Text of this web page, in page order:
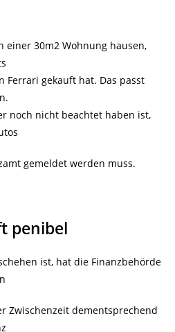
einer 30m2 Wohnung hausen,
Ferrari gekauft hat. Das passt
noch nicht beachtet haben ist,
gemeldet werden muss.
penibel
ist, hat die Finanzbehörde
Zwischenzeit dementsprechend